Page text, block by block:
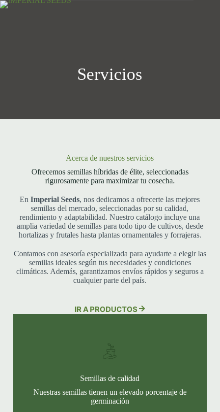
Saltar
Servicios
Acerca de nuestros servicios
Ofrecemos semillas híbridas de élite, seleccionadas
rigurosamente para maximizar tu cosecha.
EnImperial Seeds, nos dedicamos a ofrecerte las mejores
semillas del mercado, seleccionadas por su calidad,
rendimiento y adaptabilidad. Nuestro catálogo incluye una
amplia variedad de semillas para todo tipo de cultivos, desde
hortalizas y frutales hasta plantas ornamentales y forrajeras.
Contamos con asesoría especializada para ayudarte a elegir las
semillas ideales según tus necesidades y condiciones
climáticas. Además, garantizamos envíos rápidos y seguros a
cualquier parte del país.
IR A PRODUCTOS
Semillas de calidad
Nuestras semillas tienen un elevado porcentaje de
germinación